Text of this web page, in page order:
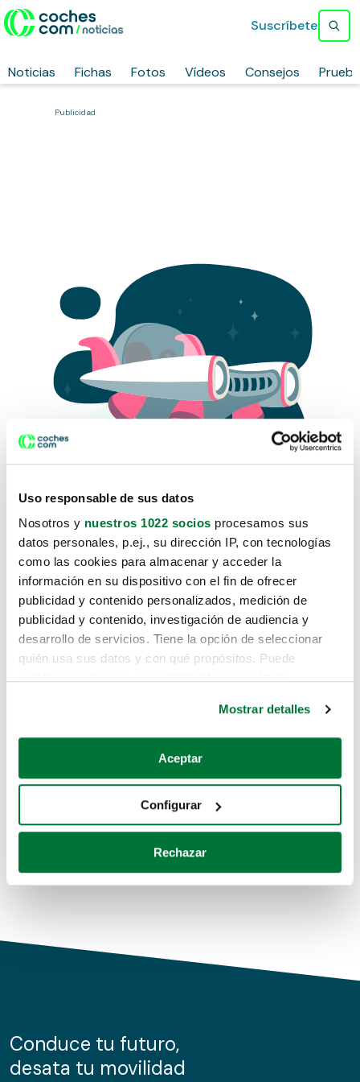
Uso responsable de sus datos
Nosotros y nuestros 1022 socios procesamos sus
datos personales, p.ej., su dirección IP, con tecnologías
como las cookies para almacenar y acceder la
información en su dispositivo con el fin de ofrecer
publicidad y contenido personalizados, medición de
publicidad y contenido, investigación de audiencia y
desarrollo de servicios. Tiene la opción de seleccionar
quién usa sus datos y con qué propósitos. Puede
Si lo permite, también quisiéramos:
Recopilar información sobre su ubicación geográfica
Identificar su dispositivo analizándolo activamente
para buscar características específicas (huellas
Obtenga más información sobre cómo se procesan sus
de cookies.
información sobre el uso que haga del sitio web con
nuestros partners de redes sociales, publicidad y análisis
Mostrar detalles
Aceptar
Configurar
Rechazar
Noticias Fichas Fotos Vídeos Consejos
Suscríbete
Publicidad
Lo sentimos, no sabemos como
te hemos traido hasta aquí.
Pero puedes encontrar el coche que estás
buscando en alguno de estos enlaces:
Coches de segunda mano
Coches de km0
Conduce tu futuro,
desata tu movilidad